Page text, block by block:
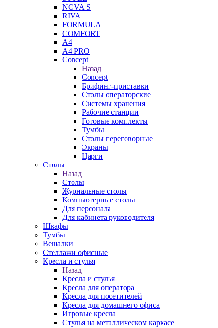
NOVA S
RIVA
FORMULA
COMFORT
A4
A4.PRO
Concept
Назад
Concept
Брифинг-приставки
Столы операторские
Системы хранения
Рабочие станции
Готовые комплекты
Тумбы
Столы переговорные
Экраны
Царги
Столы
Назад
Столы
Журнальные столы
Компьютерные столы
Для персонала
Для кабинета руководителя
Шкафы
Тумбы
Вешалки
Стеллажи офисные
Кресла и стулья
Назад
Кресла и стулья
Кресла для оператора
Кресла для посетителей
Кресла для домашнего офиса
Игровые кресла
Стулья на металлическом каркасе